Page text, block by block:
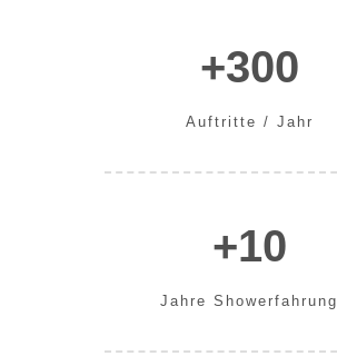
+300
Auftritte / Jahr
+10
Jahre Showerfahrung